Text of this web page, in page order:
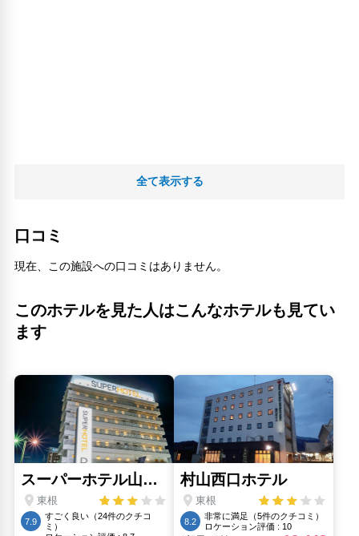
全て表示する
口コミ
現在、この施設への口コミはありません。
このホテルを見た人はこんなホテルも見てい
ます